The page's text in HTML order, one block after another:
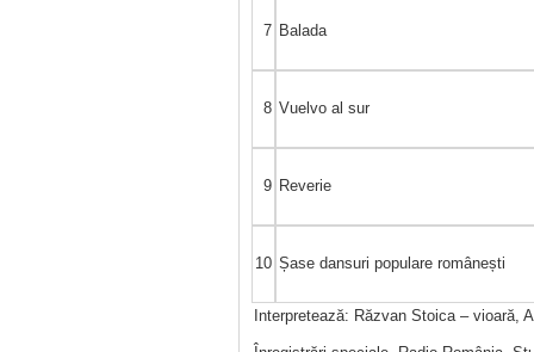
7 Balada
8 Vuelvo al sur
9 Reverie
10 Șase dansuri populare românești
Interpretează: Răzvan Stoica – vioară,